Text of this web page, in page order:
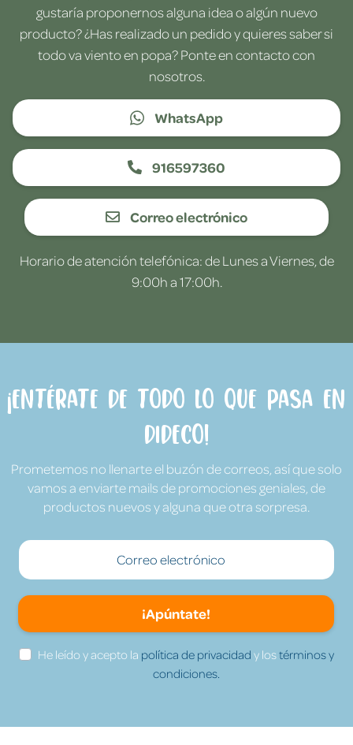
gustaría proponernos alguna idea o algún nuevo
producto? ¿Has realizado un pedido y quieres saber si
todo va viento en popa? Ponte en contacto con
nosotros.
WhatsApp
916597360
Correo electrónico
Horario de atención telefónica: de Lunes a Viernes, de
9:00h a 17:00h.
¡Entérate de todo lo que pasa en
Dideco!
Prometemos no llenarte el buzón de correos, así que solo
vamos a enviarte mails de promociones geniales, de
productos nuevos y alguna que otra sorpresa.
¡Apúntate!
He leído y acepto la política de privacidad y lostérminos y
condiciones.